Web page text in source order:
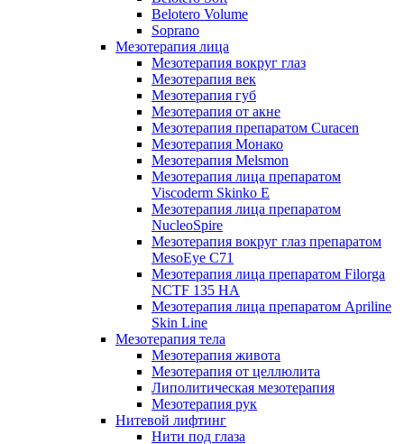
Belotero Volume
Soprano
Мезотерапия лица
Мезотерапия вокруг глаз
Мезотерапия век
Мезотерапия губ
Мезотерапия от акне
Мезотерапия препаратом Curacen
Мезотерапия Монако
Мезотерапия Melsmon
Мезотерапия лица препаратом
Viscoderm Skinko E
Мезотерапия лица препаратом
NucleoSpire
Мезотерапия вокруг глаз препаратом
MesoEye С71
Мезотерапия лица препаратом Filorga
NCTF 135 HA
Мезотерапия лица препаратом Apriline
Skin Line
Мезотерапия тела
Мезотерапия живота
Мезотерапия от целлюлита
Липолитическая мезотерапия
Мезотерапия рук
Нитевой лифтинг
Нити под глаза